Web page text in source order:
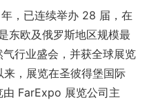
，已连续举办 28 届，在
东欧及俄罗斯地区规模最
行业盛会，并获全球展览
，展览在圣彼得堡国际
FarExpo 展览公司主